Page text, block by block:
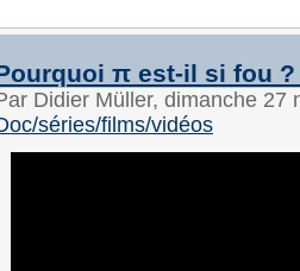
π est-il si fou
Didier Müller, dimanche
séries/films/vidéos